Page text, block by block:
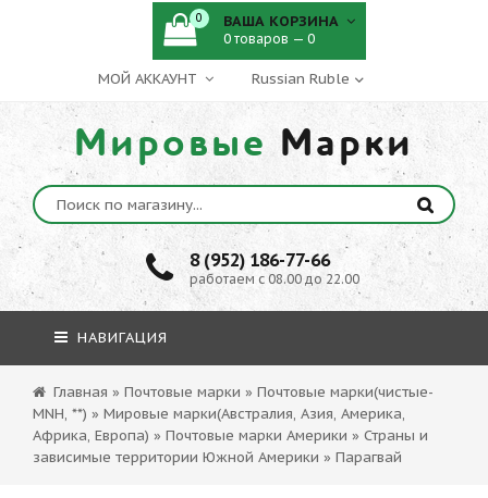
МОЙ АККАУНТ
Мировые Марки
8 (952) 186-77-66
работаем с 08.00 до 22.00
0 ВАША КОРЗИНА
0 товаров — 0
НАВИГАЦИЯ
Главная » Почтовые марки » Почтовые марки(чистые-
MNH, **) » Мировые марки(Австралия, Азия, Америка,
Африка, Европа) » Почтовые марки Америки » Страны и
зависимые территории Южной Америки » Парагвай